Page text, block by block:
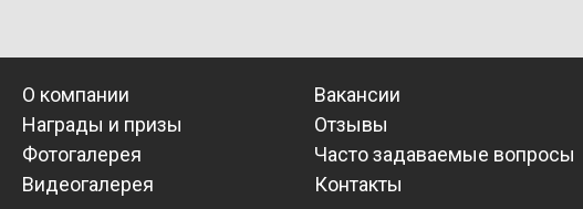
О компании Вакансии
Награды и призы
Отзывы
Фотогалерея
Часто задаваемые вопросы
Видеогалерея
Контакты